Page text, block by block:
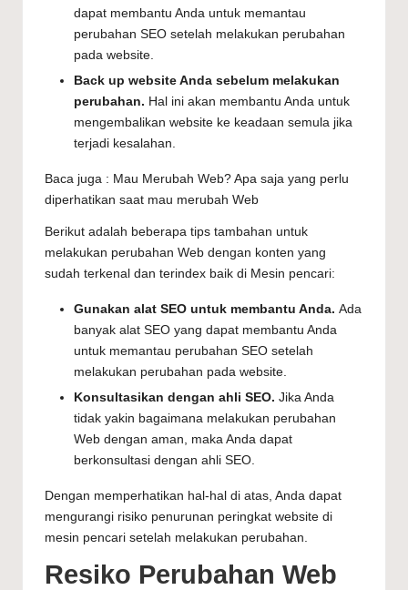
dapat membantu Anda untuk memantau
perubahan SEO setelah melakukan perubahan
pada website.
Back up website Anda sebelum melakukan
perubahan. Hal ini akan membantu Anda untuk
mengembalikan website ke keadaan semula jika
terjadi kesalahan.
Baca juga : Mau Merubah Web? Apa saja yang perlu
diperhatikan saat mau merubah Web
Berikut adalah beberapa tips tambahan untuk
melakukan perubahan Web dengan konten yang
sudah terkenal dan terindex baik di Mesin pencari:
Gunakan alat SEO untuk membantu Anda. Ada
banyak alat SEO yang dapat membantu Anda
untuk memantau perubahan SEO setelah
melakukan perubahan pada website.
Konsultasikan dengan ahli SEO. Jika Anda
tidak yakin bagaimana melakukan perubahan
Web dengan aman, maka Anda dapat
berkonsultasi dengan ahli SEO.
Dengan memperhatikan hal-hal di atas, Anda dapat
mengurangi risiko penurunan peringkat website di
mesin pencari setelah melakukan perubahan.
Resiko Perubahan Web